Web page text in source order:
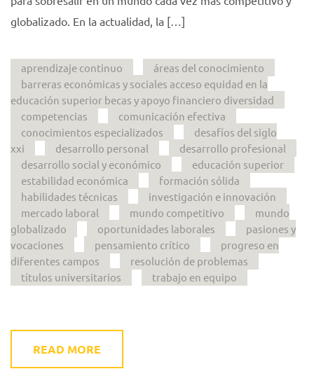
globalizado. En la actualidad, la […]
aprendizaje continuo
áreas del conocimiento
barreras económicas y sociales acceso equidad en la
educación superior becas y apoyo financiero diversidad
competencias
comunicación efectiva
conocimientos especializados
desafíos del siglo
xxi
desarrollo personal
desarrollo profesional
desarrollo social y económico
educación superior
estabilidad económica
formación sólida
habilidades técnicas
investigación e innovación
mercado laboral
mundo competitivo
mundo
globalizado
oportunidades laborales
pasiones y
vocaciones
pensamiento crítico
progreso en
diferentes campos
resolución de problemas
títulos universitarios
trabajo en equipo
READ MORE